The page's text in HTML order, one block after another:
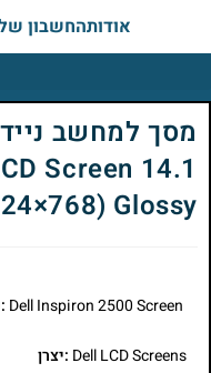
אודותהחשבון
Screen 14.1
Glossy
Dell LCD Screens :יצרן